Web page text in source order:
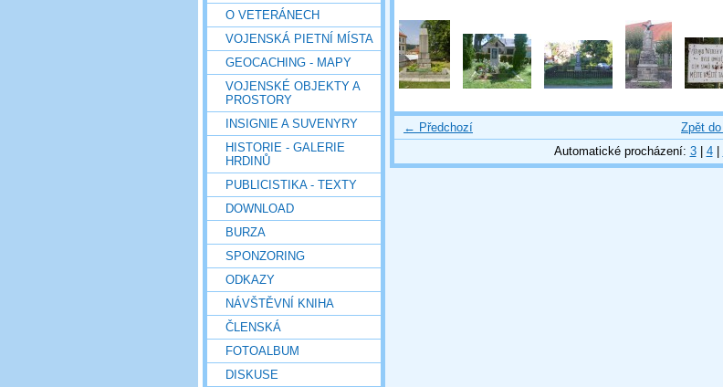
O VETERÁNECH
VOJENSKÁ PIETNÍ MÍSTA
GEOCACHING - MAPY
VOJENSKÉ OBJEKTY A
PROSTORY
INSIGNIE A SUVENYRY
HISTORIE - GALERIE
HRDINŮ
PUBLICISTIKA - TEXTY
DOWNLOAD
BURZA
SPONZORING
ODKAZY
NÁVŠTĚVNÍ KNIHA
ČLENSKÁ
FOTOALBUM
DISKUSE
← Předchozí
Zpět
Automatické procházení: 3| 4|